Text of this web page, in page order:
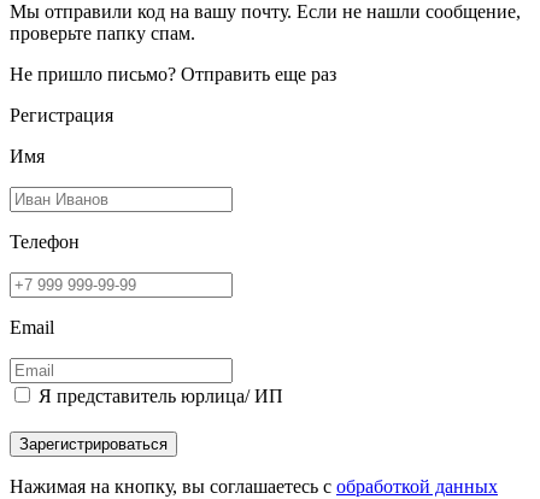
Мы отправили код на вашу почту. Если не нашли сообщение,
проверьте папку спам.
Не пришло письмо? Отправить еще раз
Регистрация
Имя
Телефон
Email
Я представитель юрлица/ ИП
Зарегистрироваться
Нажимая на кнопку, вы соглашаетесь с обработкой данных